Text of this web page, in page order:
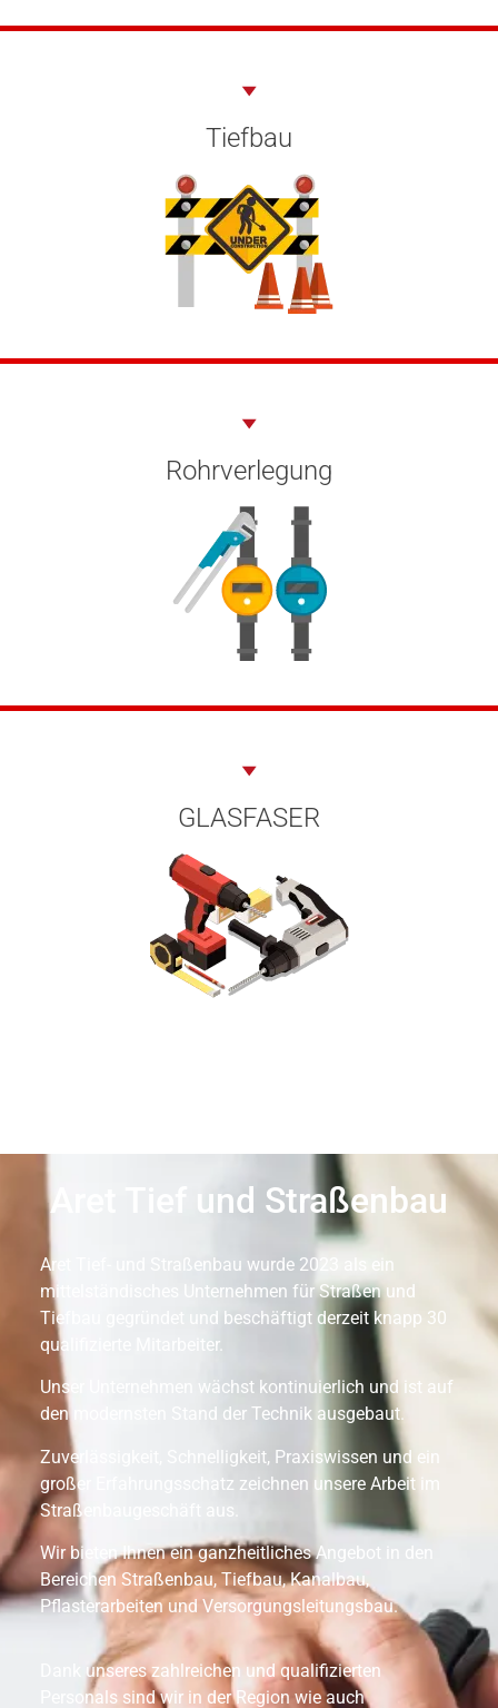
Tiefbau
Rohrverlegung
GLASFASER
Aret Tief und Straßenbau
Aret Tief- und Straßenbau wurde 2023 als ein
mittelständisches Unternehmen für Straßen und
Tiefbau gegründet und beschäftigt derzeit knapp 30
qualifizierte Mitarbeiter.
Unser Unternehmen wächst kontinuierlich und ist auf
den modernsten Stand der Technik ausgebaut.
Zuverlässigkeit, Schnelligkeit, Praxiswissen und ein
großer Erfahrungsschatz zeichnen unsere Arbeit im
Straßenbaugeschäft aus.
Wir bieten Ihnen ein ganzheitliches Angebot in den
Bereichen Straßenbau, Tiefbau, Kanalbau,
Pflasterarbeiten und Versorgungsleitungsbau.
Dank unseres zahlreichen und qualifizierten
Personals sind wir in der Region wie auch